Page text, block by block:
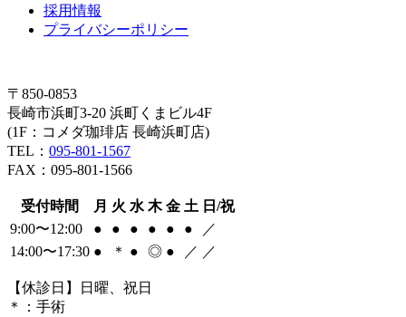
採用情報
プライバシーポリシー
〒850-0853
長崎市浜町3-20 浜町くまビル4F
(1F：コメダ珈琲店 長崎浜町店)
TEL： 095-801-1567
FAX：095-801-1566
受付時間 月 火 水 木 金 土 日/祝
9:00〜12:00
● ● ● ● ● ●
／
14:00〜17:30 ● ＊ ● ◎ ● ／ ／
【休診日】日曜、祝日
＊
：手術